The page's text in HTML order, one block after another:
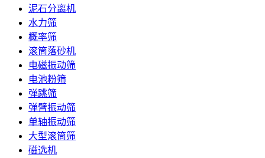
泥石分离机
水力筛
概率筛
滚筒落砂机
电磁振动筛
电池粉筛
弹跳筛
弹臂振动筛
单轴振动筛
大型滚筒筛
磁选机